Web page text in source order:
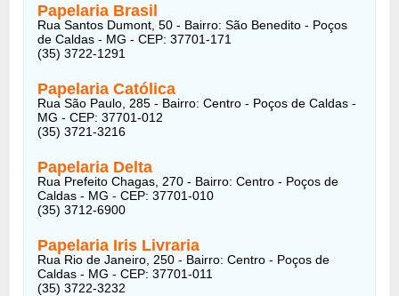
Papelaria Brasil
Rua Santos Dumont, 50 - Bairro: São Benedito - Poços
de Caldas - MG - CEP: 37701-171
(35) 3722-1291
Papelaria Católica
Rua São Paulo, 285 - Bairro: Centro - Poços de Caldas -
MG - CEP: 37701-012
(35) 3721-3216
Papelaria Delta
Rua Prefeito Chagas, 270 - Bairro: Centro - Poços de
Caldas - MG - CEP: 37701-010
(35) 3712-6900
Papelaria Iris Livraria
Rua Rio de Janeiro, 250 - Bairro: Centro - Poços de
Caldas - MG - CEP: 37701-011
(35) 3722-3232